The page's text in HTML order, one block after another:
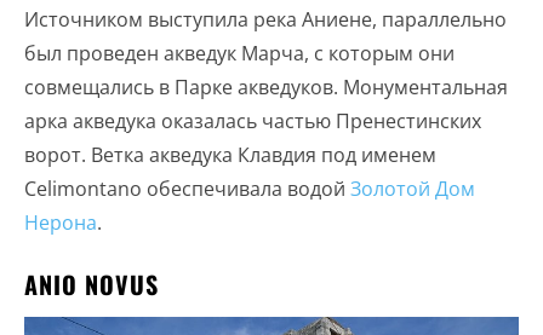
Источником выступила река Аниене, параллельно
был проведен акведук Марча, с которым они
совмещались в Парке акведуков. Монументальная
арка акведука оказалась частью Пренестинских
ворот. Ветка акведука Клавдия под именем
Celimontano обеспечивала водой Золотой Дом
Нерона.
ANIO NOVUS